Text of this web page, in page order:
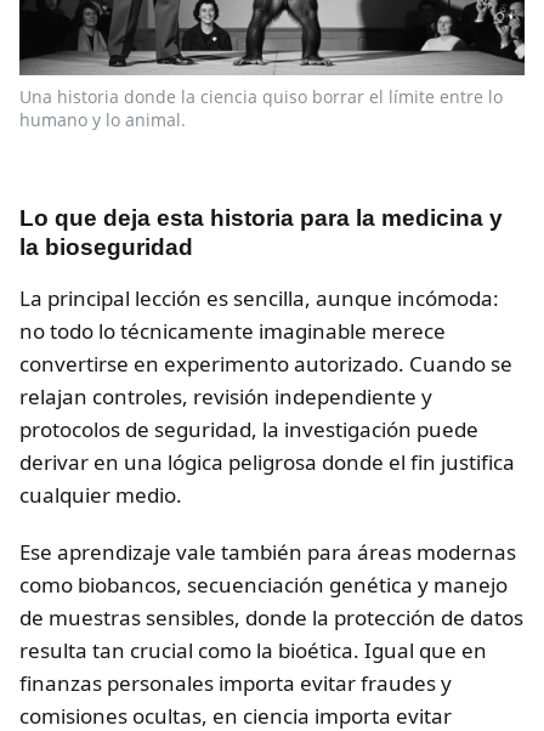
Una historia donde la ciencia quiso borrar el límite entre lo
humano y lo animal.
Lo que deja esta historia para la medicina y
la bioseguridad
La principal lección es sencilla, aunque incómoda:
no todo lo técnicamente imaginable merece
convertirse en experimento autorizado. Cuando se
relajan controles, revisión independiente y
protocolos de seguridad, la investigación puede
derivar en una lógica peligrosa donde el fin justifica
cualquier medio.
Ese aprendizaje vale también para áreas modernas
como biobancos, secuenciación genética y manejo
de muestras sensibles, donde la protección de datos
resulta tan crucial como la bioética. Igual que en
finanzas personales importa evitar fraudes y
comisiones ocultas, en ciencia importa evitar